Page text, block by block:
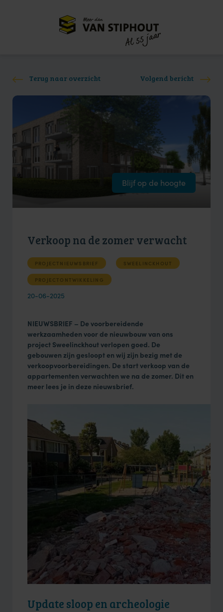
Meer dan
Al 55 jaar
Terug naar overzicht Volgend bericht
Blijf op de hoogte
Verkoop na de zomer verwacht
PROJECTNIEUWSBRIEF SWEELINCKHOUT
PROJECTONTWIKKELING
20-06-2025
NIEUWSBRIEF – De voorbereidende
werkzaamheden voor de nieuwbouw van ons
project Sweelinckhout verlopen goed. De
gebouwen zijn gesloopt en wij zijn bezig met de
verkoopvoorbereidingen. De start verkoop van de
appartementen verwachten we na de zomer. Dit en
meer lees je in deze nieuwsbrief.
Update sloop en archeologie